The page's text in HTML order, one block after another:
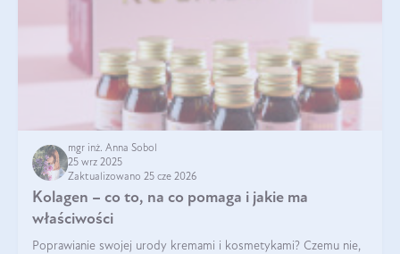
mgr inż. Anna Sobol
25 wrz 2025
Zaktualizowano 25 cze 2026
Kolagen – co to, na co pomaga i jakie ma
właściwości
Poprawianie swojej urody kremami i kosmetykami? Czemu nie,